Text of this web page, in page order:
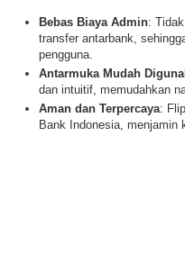
Bebas Biaya Admin:
transfer antarbank,
pengguna.
Antarmuka Mudah
dan intuitif, memudahkan
Aman dan Terpercaya:
Bank Indonesia, menjamin